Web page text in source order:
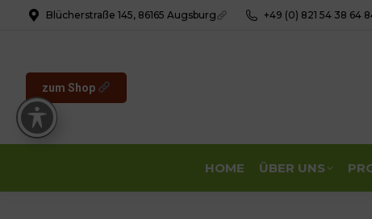
Blücherstraße 145, 86165 Augsburg +49 (0) 821 54 38 64
zum Shop
HOME ÜBER UNS